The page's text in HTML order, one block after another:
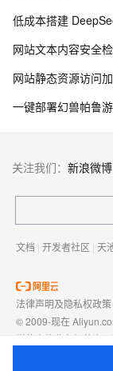
低成本搭建
网站文本内容安全
网站静态资源访问
一键部署幻兽帕鲁
关注我们： 新浪微博
文档 | 开发者社区 | 天
法律声明及隐私权政策
© 2009-现在
增值电信业务经营许可